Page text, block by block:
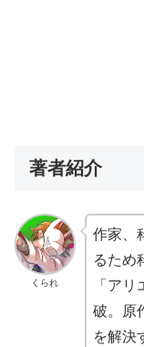
著者紹介
くられ
作家、
るため
「ア
破。原
を解決